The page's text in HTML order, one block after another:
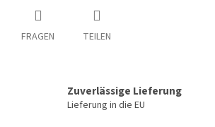
FRAGEN TEILEN
Zuverlässige Lieferung
Lieferung in die EU